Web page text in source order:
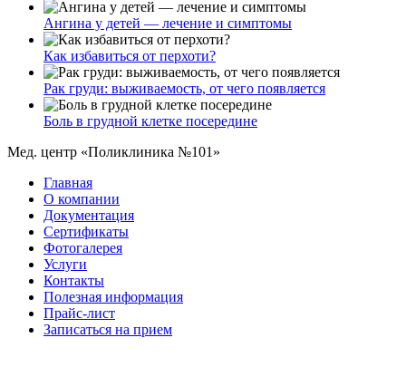
Ангина у детей — лечение и симптомы
Как избавиться от перхоти?
Рак груди: выживаемость, от чего появляется
Боль в грудной клетке посередине
Мед. центр «Поликлиника №101»
Главная
О компании
Документация
Сертификаты
Фотогалерея
Услуги
Контакты
Полезная информация
Прайс-лист
Записаться на прием